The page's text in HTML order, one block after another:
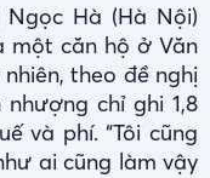
Hà (Hà Nội)
một căn hộ ở Văn
theo đề nghị
chỉ ghi 1,8
và phí. “Tôi cũng
ai cũng làm vậy